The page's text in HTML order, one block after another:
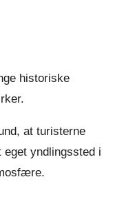
historiske
at turisterne
yndlingssted i